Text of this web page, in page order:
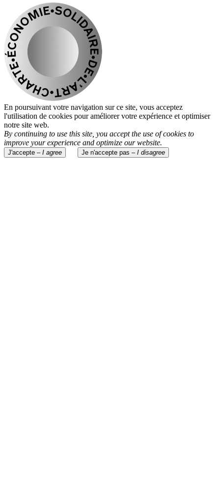
En poursuivant votre navigation sur ce site, vous acceptez
l'utilisation de cookies pour améliorer votre expérience et optimiser
notre site web.
By continuing to use this site, you accept the use of cookies to
improve your experience and optimize our website.
J'accepte – I agree Je n'accepte pas – I disagree